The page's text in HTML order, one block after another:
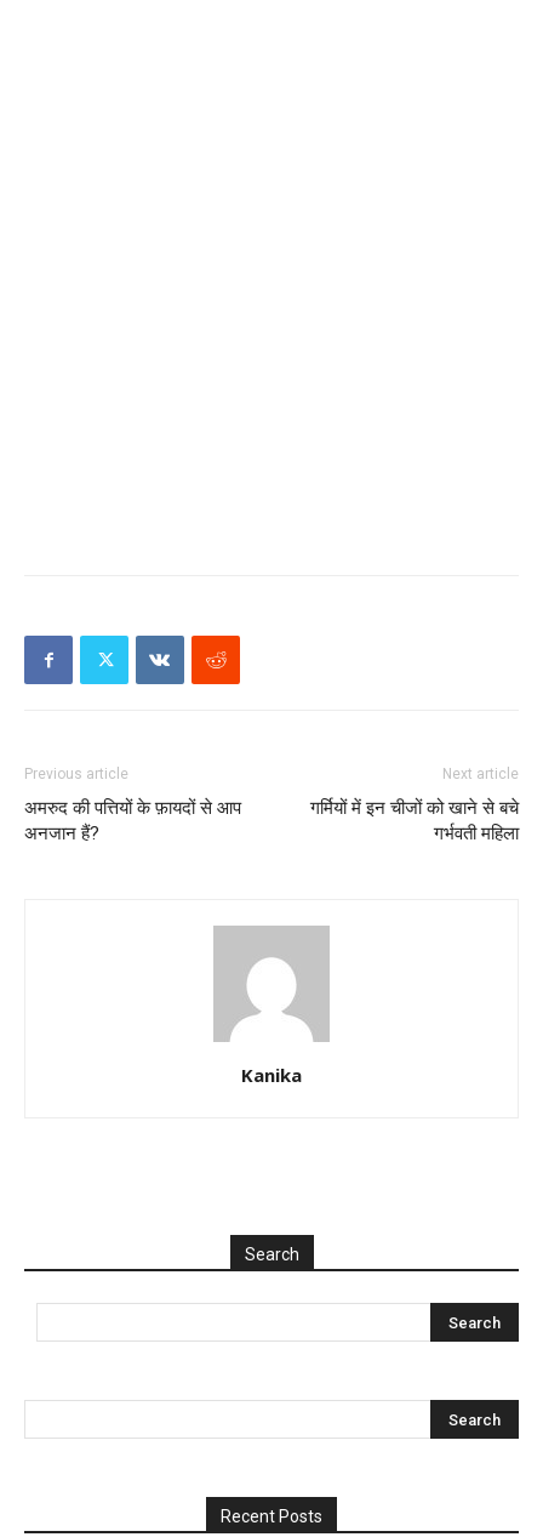
Previous article
अमरुद की पत्तियों के फ़ायदों से आप
अनजान हैं?
Next article
गर्मियों में इन चीजों को खाने से बचे
गर्भवती महिला
Kanika
Search
Recent Posts